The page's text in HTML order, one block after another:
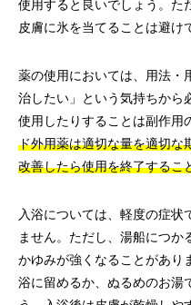
使用すると良いでしょう。た
皮膚に氷を当てることは避け
薬の使用においては、用法・
治したい」という気持ちから
使用したりすることは副作用
ド外用薬は適切な量を適切な
改善したら使用を終了するこ
入浴については、軽度の症状
ません。ただし、湯船につか
かゆみが強くなることがあり
浴に留めるか、ぬるめのお湯